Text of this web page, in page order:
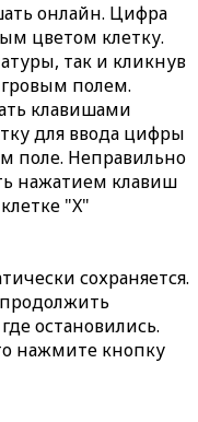
онлайн. Цифра
цветом клетку.
так и кликнув
полем.
клавишами
для ввода цифры
поле. Неправильно
нажатием клавиш
"X"
сохраняется.
остановились.
нажмите кнопку